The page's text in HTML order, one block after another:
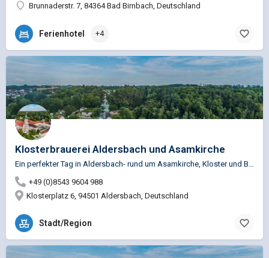
Brunnaderstr. 7, 84364 Bad Birnbach, Deutschland
Ferienhotel +4
Klosterbrauerei Aldersbach und Asamkirche
Ein perfekter Tag in Aldersbach- rund um Asamkirche, Kloster und Brauerei. Asamkirche: der "Dom des…
+49 (0)8543 9604 988
Klosterplatz 6, 94501 Aldersbach, Deutschland
Stadt/Region